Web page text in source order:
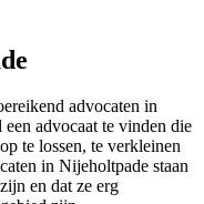
advocaten in
advocaat te vinden die
te lossen, te verkleinen
in Nijeholtpade staan
en dat ze erg